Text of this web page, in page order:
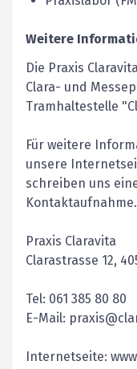
Weitere
Die Praxis
Clara- und
Tramhaltestelle
Für weitere
unsere
schreiben uns
Kontaktaufnahme.
Praxis Claravita
Clarastrasse 12,
Tel: 061 385 80 80
E-Mail:
Internetseite: